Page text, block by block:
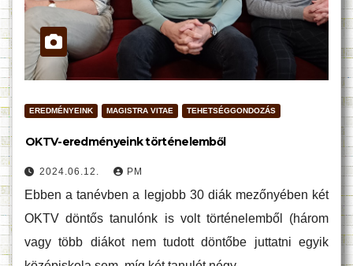
EREDMÉNYEINK MAGISTRA VITAE TEHETSÉGGONDOZÁS
OKTV-eredményeink történelemből
2024.06.12. PM
Ebben a tanévben a legjobb 30 diák mezőnyében két
OKTV döntős tanulónk is volt történelemből (három
vagy több diákot nem tudott döntőbe juttatni egyik